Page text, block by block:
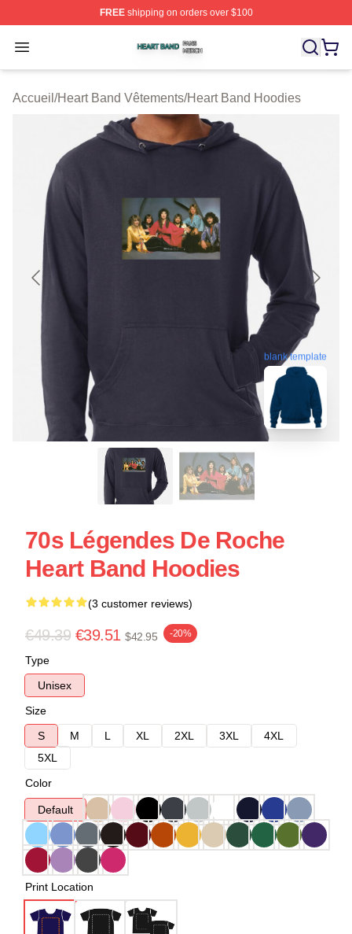
FREEshipping on orders over $100
Open menu
Heart Band Shop ⚡️ Officially Licensed Heart Band
Accueil /Heart Band Vêtements/Heart Band Hoodies
blank template
70s Légendes De Roche
Heart Band Hoodies
(3 customer reviews)
€49.39 €39.51 $42.95 -20%
Type
Unisex
Size
S
M L XL 2XL 3XL
4XL
5XL
Color
Default
Print Location